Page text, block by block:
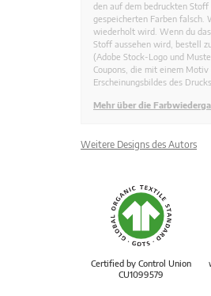
den auf dem bedruckten
gespeicherten Farben falsch.
wiederholt wird. Wenn du
Stoff aussehen wird, bestell
(Adobe Stock-Logo und
Coupons, die mit einem
Erscheinungsbildes des
Mehr über die
Weitere Designs des Autors
Certified by Control Union
CU1099579